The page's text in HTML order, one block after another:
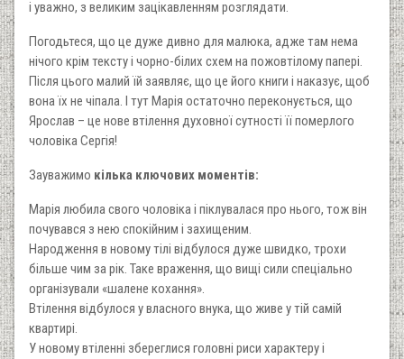
і уважно, з великим зацікавленням розглядати.
Погодьтеся, що це дуже дивно для малюка, адже там нема
нічого крім тексту і чорно-білих схем на пожовтілому папері.
Після цього малий їй заявляє, що це його книги і наказує, щоб
вона їх не чіпала. І тут Марія остаточно переконується, що
Ярослав – це нове втілення духовної сутності її померлого
чоловіка Сергія!
Зауважимо кілька ключових моментів:
Марія любила свого чоловіка і піклувалася про нього, тож він
почувався з нею спокійним і захищеним.
Народження в новому тілі відбулося дуже швидко, трохи
більше чим за рік. Таке враження, що вищі сили спеціально
організували «шалене кохання».
Втілення відбулося у власного внука, що живе у тій самій
квартирі.
У новому втіленні збереглися головні риси характеру і